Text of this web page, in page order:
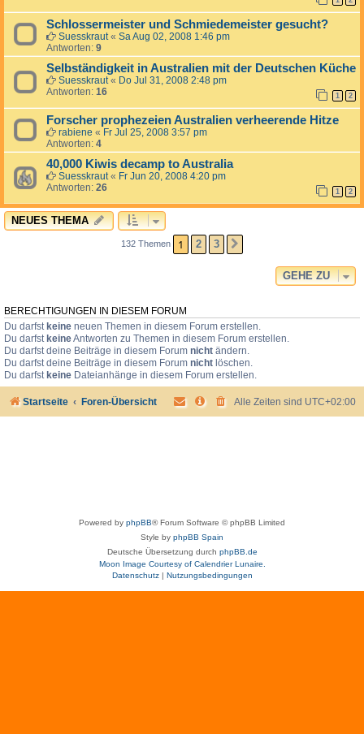
Schlossermeister und Schmiedemeister gesucht?
Suesskraut« Sa Aug 02, 2008 1:46 pm
Antworten: 9
Selbständigkeit in Australien mit der Deutschen Küche
Suesskraut« Do Jul 31, 2008 2:48 pm
Antworten: 16 1 2
Forscher prophezeien Australien verheerende Hitze
rabiene « Fr Jul 25, 2008 3:57 pm
Antworten: 4
40,000 Kiwis decamp to Australia
Suesskraut« Fr Jun 20, 2008 4:20 pm
Antworten: 26 1 2
NEUES THEMA
132 Themen 1 2 3
GEHE ZU
BERECHTIGUNGEN IN DIESEM FORUM
Du darfst keine neuen Themen in diesem Forum erstellen.
Du darfst keineAntworten zu Themen in diesem Forum erstellen.
Du darfst deine Beiträge in diesem Forum nicht ändern.
Du darfst deine Beiträge in diesem Forum nicht löschen.
Du darfst keine Dateianhänge in diesem Forum erstellen.
Startseite Foren-Übersicht Alle Zeiten sind UTC+02:00
Powered by phpBB® Forum Software © phpBB Limited
Style by phpBB Spain
Deutsche Übersetzung durch phpBB.de
Moon Image Courtesy of Calendrier Lunaire.
Datenschutz| Nutzungsbedingungen